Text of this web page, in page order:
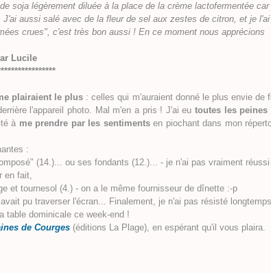
soja légèrement diluée à la place de la crème lactofermentée car
aussi salé avec de la fleur de sel aux zestes de citron, et je l'ai
crues", c'est très bon aussi ! En ce moment nous apprécions
Lucile
plairaient le plus : celles qui m'auraient donné le plus envie de
l'appareil photo. Mal m'en a pris ! J'ai eutoutes les peines
à me prendre par les sentimentsen piochant dans mon
:
(14.)... ou ses fondants (12.)... - je n'ai pas vraiment réussi
en fait,
et tournesol (4.) - on a le même fournisseur de dînette :-p
pu traverser l'écran... Finalement, je n'ai pas résisté
table dominicale ce week-end !
de Courges (éditions La Plage), en espérant qu'il vous plaira.